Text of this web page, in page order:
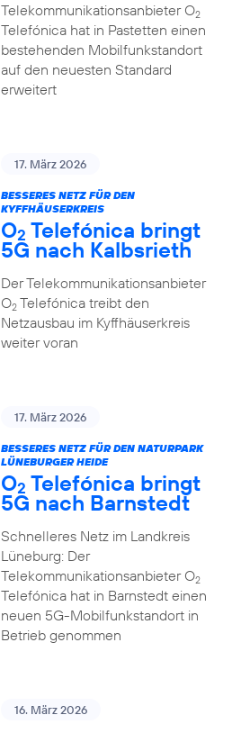
Telekommunikationsanbieter O2
Telefónica hat in Pastetten einen
bestehenden Mobilfunkstandort
auf den neuesten Standard
erweitert
17. März 2026
BESSERES NETZ FÜR DEN
KYFFHÄUSERKREIS
O2 Telefónica bringt
5G nach Kalbsrieth
Der Telekommunikationsanbieter
O2Telefónica treibt den
Netzausbau im Kyffhäuserkreis
weiter voran
17. März 2026
BESSERES NETZ FÜR DEN NATURPARK
LÜNEBURGER HEIDE
O2 Telefónica bringt
5G nach Barnstedt
Schnelleres Netz im Landkreis
Lüneburg: Der
Telekommunikationsanbieter O2
Telefónica hat in Barnstedt einen
neuen 5G-Mobilfunkstandort in
Betrieb genommen
16. März 2026